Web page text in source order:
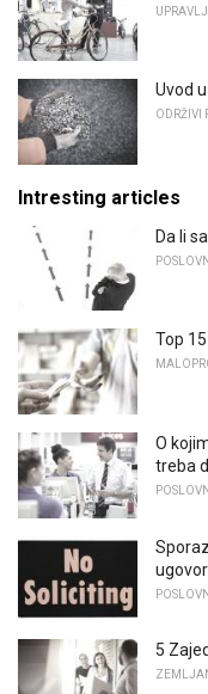
Uvod
ODRŽIVI
Intresting articles
Da li
Top
O
treba
5